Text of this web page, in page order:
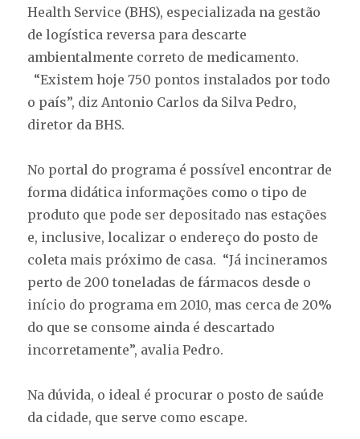
Health Service (BHS), especializada na gestão
de logística reversa para descarte
ambientalmente correto de medicamento.
“Existem hoje 750 pontos instalados por todo
o país”, diz Antonio Carlos da Silva Pedro,
diretor da BHS.
No portal do programa é possível encontrar de
forma didática informações como o tipo de
produto que pode ser depositado nas estações
e, inclusive, localizar o endereço do posto de
coleta mais próximo de casa. “Já incineramos
perto de 200 toneladas de fármacos desde o
início do programa em 2010, mas cerca de 20%
do que se consome ainda é descartado
incorretamente”, avalia Pedro.
Na dúvida, o ideal é procurar o posto de saúde
da cidade, que serve como escape.